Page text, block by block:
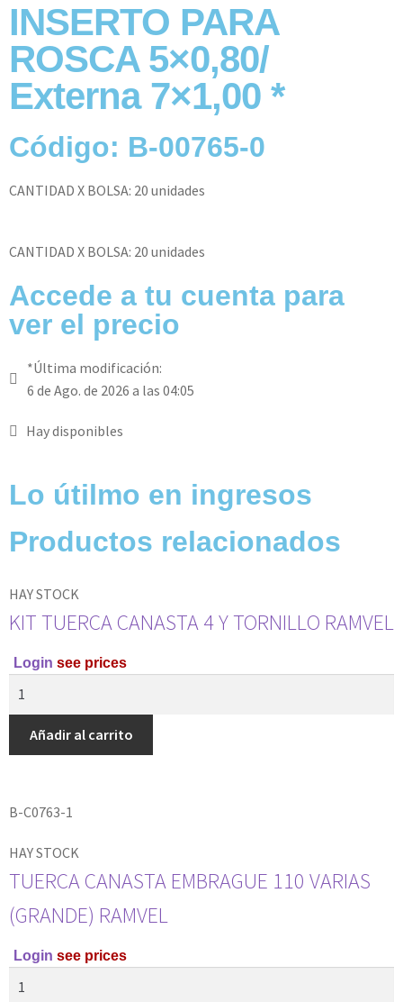
INSERTO PARA
ROSCA 5×0,80/
Externa 7×1,00 *
Código: B-00765-0
CANTIDAD X BOLSA: 20 unidades
CANTIDAD X BOLSA: 20 unidades
Accede a tu cuenta para
ver el precio
*Última modificación:
6 de Ago. de 2026 a las 04:05
Hay disponibles
Lo útilmo en ingresos
Productos relacionados
B-C0763-1
HAY STOCK
KIT TUERCA CANASTA 4 Y TORNILLO RAMVEL
Login see prices
Añadir al carrito
HAY STOCK
TUERCA CANASTA EMBRAGUE 110 VARIAS
(GRANDE) RAMVEL
Login see prices